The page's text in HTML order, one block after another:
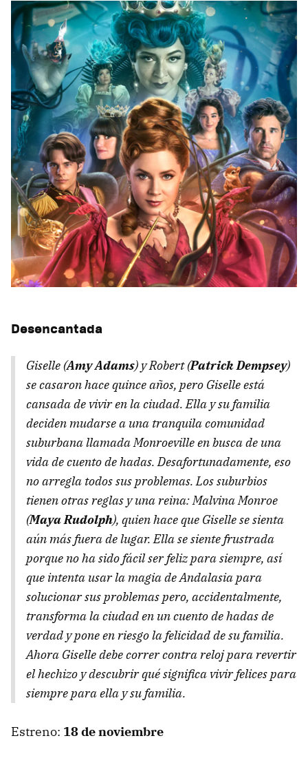
Desencantada
Giselle (Amy Adams) y Robert (Patrick Dempsey)
se casaron hace quince años, pero Giselle está
cansada de vivir en la ciudad. Ella y su familia
deciden mudarse a una tranquila comunidad
suburbana llamada Monroeville en busca de una
vida de cuento de hadas. Desafortunadamente, eso
no arregla todos sus problemas. Los suburbios
tienen otras reglas y una reina: Malvina Monroe
(Maya Rudolph), quien hace que Giselle se sienta
aún más fuera de lugar. Ella se siente frustrada
porque no ha sido fácil ser feliz para siempre, así
que intenta usar la magia de Andalasia para
solucionar sus problemas pero, accidentalmente,
transforma la ciudad en un cuento de hadas de
verdad y pone en riesgo la felicidad de su familia.
Ahora Giselle debe correr contra reloj para revertir
el hechizo y descubrir qué significa vivir felices para
siempre para ella y su familia.
Estreno: 18 de noviembre